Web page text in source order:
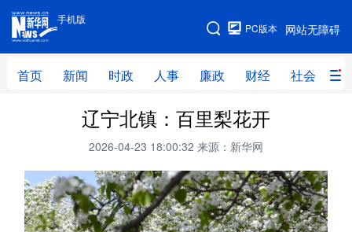
手机版
网站无障碍
PC版本
首页 新闻 时政 人事 廉政 财经 社会 科
手机版
网站地图
新闻 时政
财经 社会
文化 教育 健康 旅游
体育 视频 直播 无人机
辽宁北镇：百里梨花开
2026-04-23 18:00:32 来源：新华网